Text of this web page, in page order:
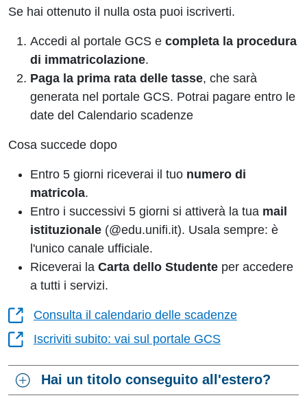
Se hai ottenuto il nulla osta puoi iscriverti.
Accedi al portale GCS e completa la procedura
di immatricolazione.
Paga la prima rata delle tasse, che sarà
generata nel portale GCS. Potrai pagare entro le
date del Calendario scadenze
Cosa succede dopo
Entro 5 giorni riceverai il tuo numero di
matricola.
Entro i successivi 5 giorni si attiverà la tua mail
istituzionale (@edu.unifi.it). Usala sempre: è
l'unico canale ufficiale.
Riceverai la Carta dello Studente per accedere
a tutti i servizi.
Consulta il calendario delle scadenze
Iscriviti subito: vai sul portale GCS
Hai un titolo conseguito all'estero?